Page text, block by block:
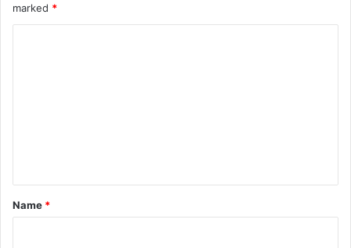
marked *
*
Name *